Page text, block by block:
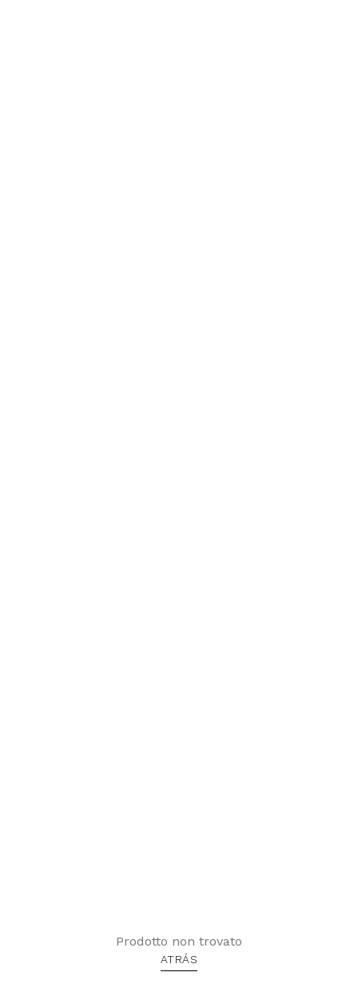
Prodotto non trovato
ATRÁS